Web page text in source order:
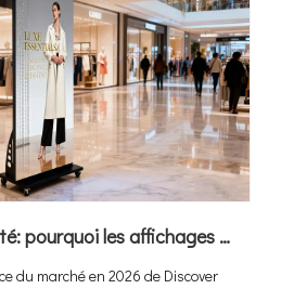
L'avenir de la publicité: pourquoi les affichages de l'affiche à LED sont votre prochain grand retour sur investissement？
du marché en 2026 de Discover